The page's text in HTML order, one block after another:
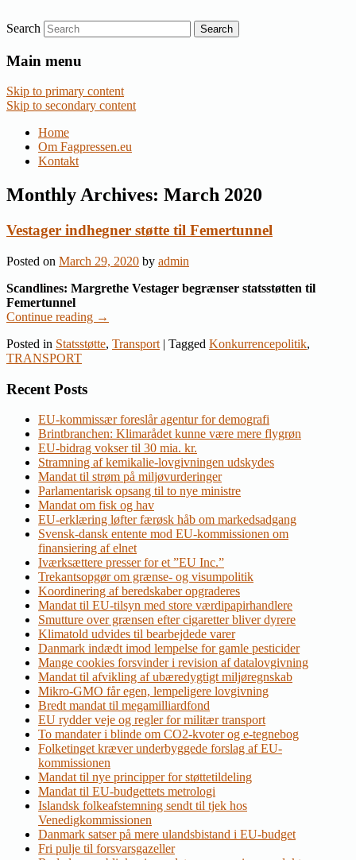
Fagpressen.eu
Nyheder om dansk EU-politik
Search
Main menu
Skip to primary content
Skip to secondary content
Home
Om Fagpressen.eu
Kontakt
Monthly Archives: March 2020
Vestager indhegner støtte til Femertunnel
Posted on March 29, 2020 by admin
Scandlines: Margrethe Vestager begrænser statsstøtten til
Femertunnel
Continue reading →
Posted in Statsstøtte, Transport | Tagged Konkurrencepolitik,
TRANSPORT
Recent Posts
EU-kommissær foreslår agentur for demografi
Brintbranchen: Klimarådet kunne være mere flygrøn
EU-bidrag vokser til 30 mia. kr.
Stramning af kemikalie-lovgivningen udskydes
Mandat til strøm på miljøvurderinger
Parlamentarisk opsang til to nye ministre
Mandat om fisk og hav
EU-erklæring løfter færøsk håb om markedsadgang
Svensk-dansk entente mod EU-kommissionen om
finansiering af elnet
Iværksættere presser for et ”EU Inc.”
Trekantsopgør om grænse- og visumpolitik
Koordinering af beredskaber opgraderes
Mandat til EU-tilsyn med store værdipapirhandlere
Smutture over grænsen efter cigaretter bliver dyrere
Klimatold udvides til bearbejdede varer
Danmark indædt imod lempelse for gamle pesticider
Mange cookies forsvinder i revision af datalovgivning
Mandat til afvikling af ubæredygtigt miljøregnskab
Mikro-GMO får egen, lempeligere lovgivning
Bredt mandat til megamilliardfond
EU rydder veje og regler for militær transport
To mandater i blinde om CO2-kvoter og e-tegnebog
Folketinget kræver underbyggede forslag af EU-
kommissionen
Mandat til nye principper for støttetildeling
Mandat til EU-budgettets metrologi
Islandsk folkeafstemning sendt til tjek hos
Venedigkommissionen
Danmark satser på mere ulandsbistand i EU-budget
Fri pulje til forsvarsgazeller